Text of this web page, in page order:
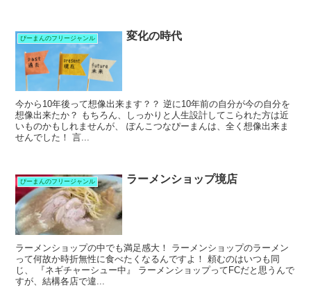
ぴーまんのフリージャンル 変化の時代
今から10年後って想像出来ます？？ 逆に10年前の自分が今の自分を
想像出来たか？ もちろん、しっかりと人生設計してこられた方は近
いものかもしれませんが、 ぽんこつなぴーまんは、全く想像出来ま
せんでした！ 言...
ぴーまんのフリージャンル ラーメンショップ境店
ラーメンショップの中でも満足感大！ ラーメンショップのラーメン
って何故か時折無性に食べたくなるんですよ！ 頼むのはいつも同
じ、 『ネギチャーシュー中』 ラーメンショップってFCだと思うんで
すが、結構各店で違...